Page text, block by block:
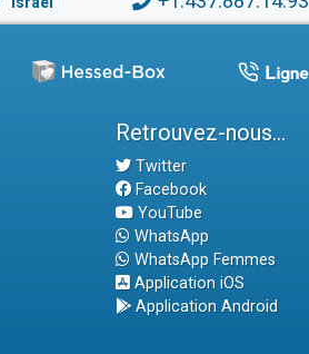
Retrouvez-nous...
Twitter
Facebook
YouTube
WhatsApp
WhatsApp Femmes
Application iOS
Application Android